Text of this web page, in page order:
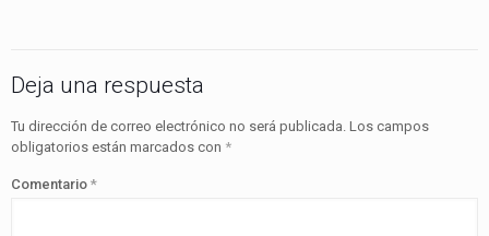
Deja una respuesta
Tu dirección de correo electrónico no será publicada. Los campos
obligatorios están marcados con *
Comentario *